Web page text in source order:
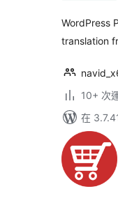
WordPress
translation
10+ 次
在